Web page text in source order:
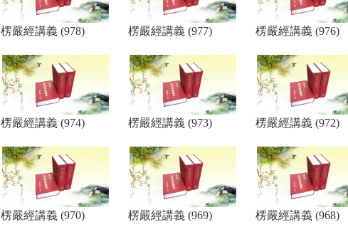
楞嚴經講義 (978) 楞嚴經講義 (977) 楞嚴經講義 (976)
楞嚴經講義 (974) 楞嚴經講義 (973) 楞嚴經講義 (972)
楞嚴經講義 (970) 楞嚴經講義 (969) 楞嚴經講義 (968)